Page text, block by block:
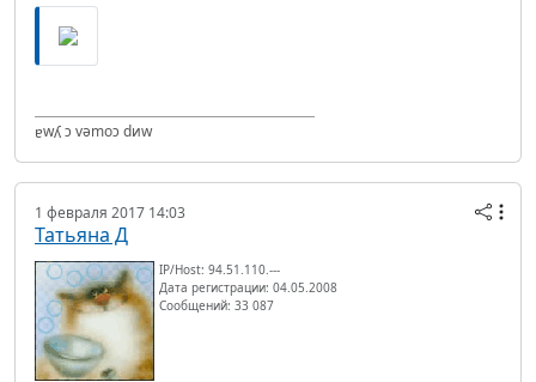
ɐwʎ ɔ vǝmоɔ dиw
1 февраля 2017 14:03
Татьяна Д
IP/Host: 94.51.110.---
Дата регистрации: 04.05.2008
Сообщений: 33 087